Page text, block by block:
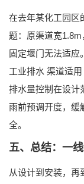
在去年某化工园区
题：原渠道宽
固定堰门无法适应
工业排水 渠道适
排水量控制在设计
雨前预调开度，缓
全。
五、总结：一
从设计到安装，再